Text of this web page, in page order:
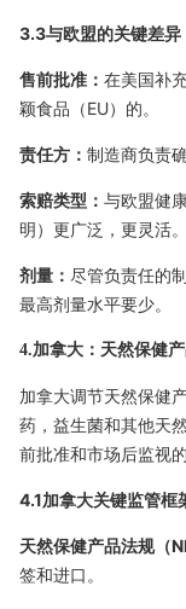
3.3与欧盟的关键差异
售前批准： 在美国补
颖食品（EU）的。
责任方： 制造商负责
索赔类型： 与欧盟健
明）更广泛，更灵活。
剂量： 尽管负责任的
最高剂量水平要少。
4.加拿大：天然保健产
加拿大调节天然保健
药，益生菌和其他天
前批准和市场后监视的
4.1加拿大关键监管框
天然保健产品法规（
签和进口。